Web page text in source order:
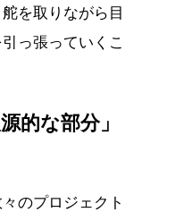
を取りながら目
っ張っていくこ
的な部分」
のプロジェクト